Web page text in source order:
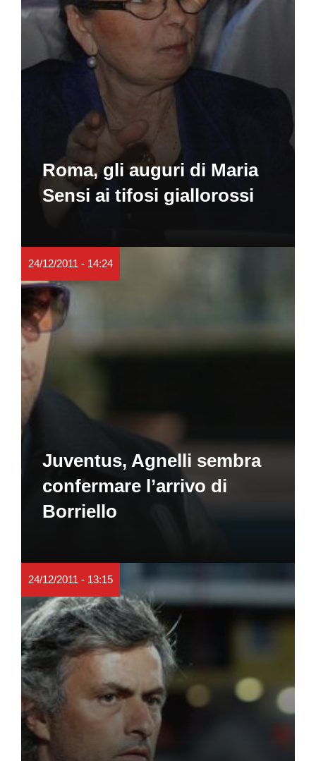
Roma, gli auguri di Maria
Sensi ai tifosi giallorossi
24/12/2011 - 14:24
Juventus, Agnelli sembra
confermare l’arrivo di
Borriello
24/12/2011 - 13:15